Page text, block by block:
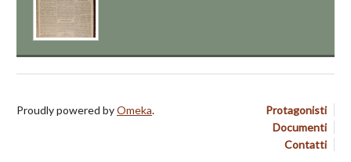
Protagonisti
Documenti
Contatti
Proudly powered byOmeka.